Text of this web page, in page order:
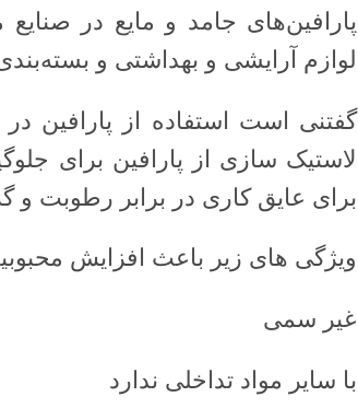
پارافین‌های جامد و مایع در
لوازم آرایشی و بهداشتی و
گفتنی است استفاده از پارافین
لاستیک سازی از پارافین برای
برای عایق کاری در برابر رطوبت و
ویژگی های زیر باعث افزایش
غیر سمی
با سایر مواد تداخلی ندارد